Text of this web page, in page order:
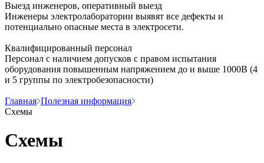
Выезд инженеров, оперативный выезд
Инженеры электролаборатории выявят все дефекты и
потенциально опасные места в электросети.
Квалифицированный персонал
Персонал с наличием допусков с правом испытания
оборудования повышенным напряжением до и выше 1000В (4
и 5 группы по электробезопасности)
Главная Полезная информация
Схемы
Схемы